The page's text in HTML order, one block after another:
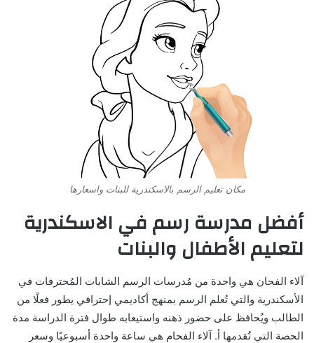
مكان تعليم الرسم بالاسكندرية للبنات واسعارها
أفضل مدرسة رسم في الاسكندرية
لتعليم الأطفال والبنات
آلاء الفحان هي واحدة من مُدرسات الرسم الشابات المُحترفات في
الأسكندرية والتي تُعلم الرسم بمنهج أكاديمي إحترافي يطور فعلًا من
الطالب ويُحافظ على حضور ذهنه واستيعابه طوال فترة الدراسة مدة
الحصة التي تُقدمها أ. آلاء الفحام هي ساعة واحدة أسبوعيًا وسعر